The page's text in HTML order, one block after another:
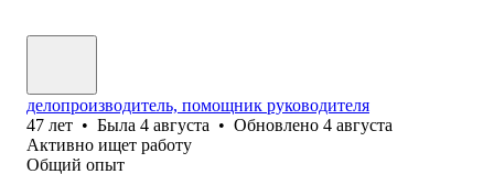
делопроизводитель, помощник руководителя
47 лет • Была 4 августа • Обновлено 4 августа
Активно ищет работу
Общий опыт